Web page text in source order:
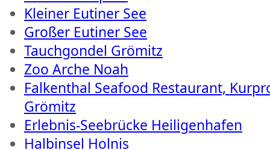
Kleiner Eutiner See
Großer Eutiner See
Tauchgondel Grömitz
Zoo Arche Noah
Falkenthal Seafood Restaurant,
Grömitz
Erlebnis-Seebrücke Heiligenhafen
Halbinsel Holnis